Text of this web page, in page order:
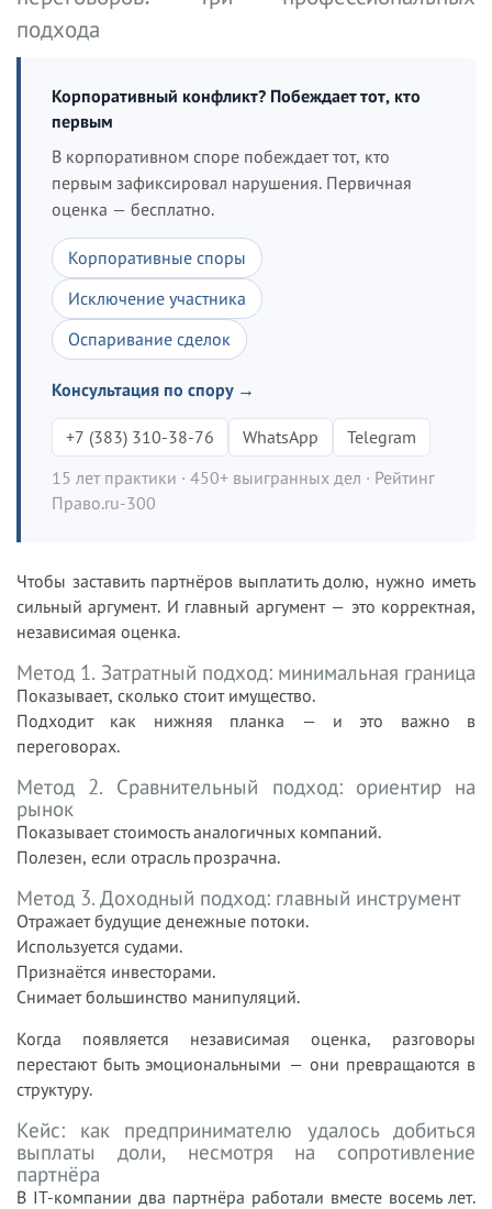
подхода
Корпоративный конфликт? Побеждает тот, кто
первым
В корпоративном споре побеждает тот, кто
первым зафиксировал нарушения. Первичная
оценка — бесплатно.
Корпоративные споры
Исключение участника
Оспаривание сделок
Консультация по спору →
+7 (383) 310-38-76 WhatsApp
Telegram
15 лет практики · 450+ выигранных дел · Рейтинг
Право.ru-300
Чтобы заставить партнёров выплатить долю, нужно иметь
сильный аргумент. И главный аргумент — это корректная,
независимая оценка.
Метод 1. Затратный подход: минимальная граница
Показывает, сколько стоит имущество.
Подходит как нижняя планка — и это важно в
переговорах.
Метод 2. Сравнительный подход: ориентир на
рынок
Показывает стоимость аналогичных компаний.
Полезен, если отрасль прозрачна.
Метод 3. Доходный подход: главный инструмент
Отражает будущие денежные потоки.
Используется судами.
Признаётся инвесторами.
Снимает большинство манипуляций.
Когда появляется независимая оценка, разговоры
перестают быть эмоциональными — они превращаются в
структуру.
Кейс: как предпринимателю удалось добиться
выплаты доли, несмотря на сопротивление
партнёра
В IT-компании два партнёра работали вместе восемь лет.